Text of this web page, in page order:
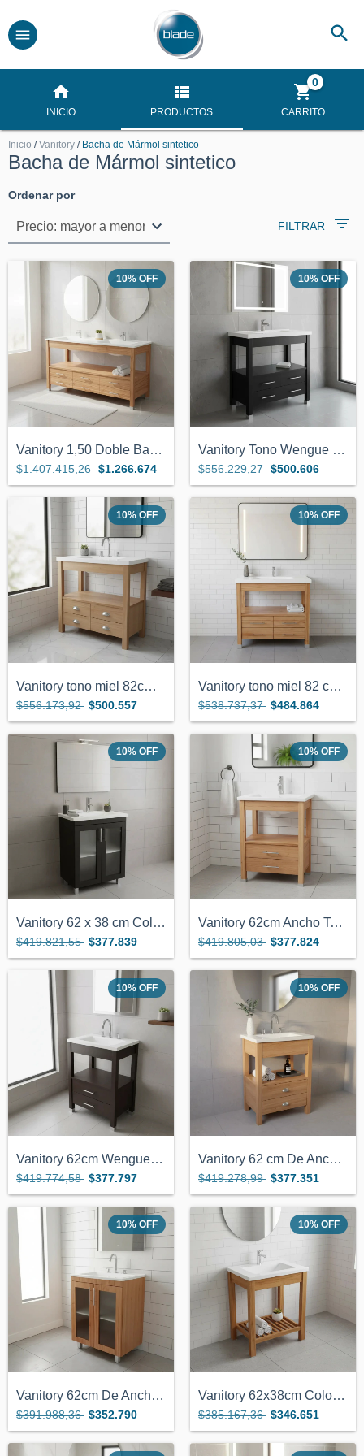
INICIO PRODUCTOS CARRITO
0
Inicio / Vanitory / Bacha de Mármol sintetico
Bacha de Mármol sintetico
Ordenar por
FILTRAR
10% OFF
Vanitory 1,50 Doble Bacha Color Miel 6 C...
$1.407.415,26 $1.266.674
10% OFF
Vanitory Tono Wengue De 82x38cm 4 Cajone...
$556.229,27 $500.606
10% OFF
Vanitory tono miel 82cm x 38 4 cajones t...
$556.173,92 $500.557
10% OFF
Vanitory tono miel 82 cm x 38 con 4 cajo...
$538.737,37 $484.864
10% OFF
Vanitory 62 x 38 cm Color Wengue Con 2 P...
$419.821,55 $377.839
10% OFF
Vanitory 62cm Ancho Tono Miel C/2 Cajone...
$419.805,03 $377.824
10% OFF
Vanitory 62cm Wengue 2 Cajones Y Bacha D...
$419.774,58 $377.797
10% OFF
Vanitory 62 cm De Ancho Color Miel Con 2...
$419.278,99 $377.351
10% OFF
Vanitory 62cm De Ancho Color Miel Con 2...
$391.988,36 $352.790
10% OFF
Vanitory 62x38cm Color Miel Con Estante...
$385.167,36 $346.651